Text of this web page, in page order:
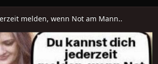
melden, wenn Not am Mann..